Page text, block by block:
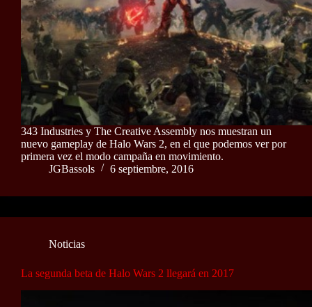
343 Industries y The Creative Assembly nos muestran un
nuevo gameplay de Halo Wars 2, en el que podemos ver por
primera vez el modo campaña en movimiento.
JGBassols
6 septiembre, 2016
Noticias
La segunda beta de Halo Wars 2 llegará en 2017